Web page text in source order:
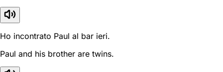
Ho incontrato Paul al bar ieri.
Paul and his brother are twins.